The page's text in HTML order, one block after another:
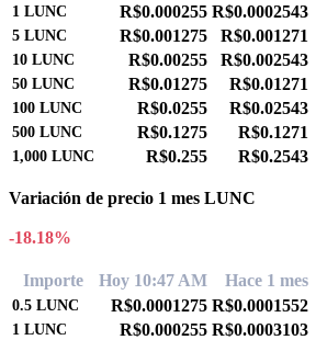
1 LUNC R$0.000255 R$0.0002543
5 LUNC R$0.001275 R$0.001271
10 LUNC R$0.00255 R$0.002543
50 LUNC R$0.01275 R$0.01271
100 LUNC R$0.0255 R$0.02543
500 LUNC R$0.1275 R$0.1271
1,000 LUNC R$0.255 R$0.2543
Variación de precio 1 mes LUNC
-18.18%
Importe Hoy 10:47 AM Hace 1 mes
0.5 LUNC R$0.0001275 R$0.0001552
1 LUNC R$0.000255 R$0.0003103